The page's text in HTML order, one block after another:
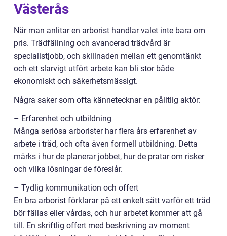
Västerås
När man anlitar en arborist handlar valet inte bara om
pris. Trädfällning och avancerad trädvård är
specialistjobb, och skillnaden mellan ett genomtänkt
och ett slarvigt utfört arbete kan bli stor både
ekonomiskt och säkerhetsmässigt.
Några saker som ofta kännetecknar en pålitlig aktör:
– Erfarenhet och utbildning
Många seriösa arborister har flera års erfarenhet av
arbete i träd, och ofta även formell utbildning. Detta
märks i hur de planerar jobbet, hur de pratar om risker
och vilka lösningar de föreslår.
– Tydlig kommunikation och offert
En bra arborist förklarar på ett enkelt sätt varför ett träd
bör fällas eller vårdas, och hur arbetet kommer att gå
till. En skriftlig offert med beskrivning av moment